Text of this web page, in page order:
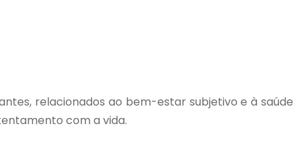
relacionados ao bem-estar subjetivo e à saúde
com a vida.